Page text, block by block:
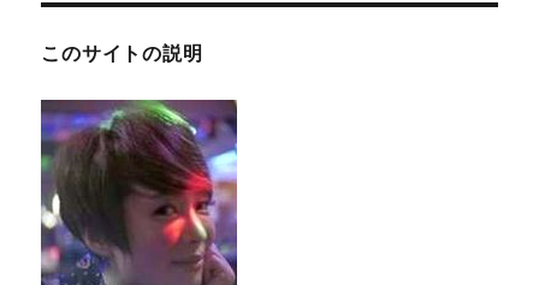
このサイトの説明